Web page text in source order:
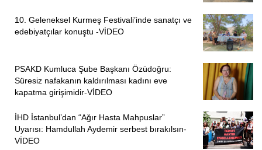
10. Geleneksel Kurmeş Festivali’inde sanatçı ve
edebiyatçılar konuştu -VİDEO
PSAKD Kumluca Şube Başkanı Özüdoğru:
Süresiz nafakanın kaldırılması kadını eve
kapatma girişimidir-VİDEO
İHD İstanbul’dan “Ağır Hasta Mahpuslar”
Uyarısı: Hamdullah Aydemir serbest bırakılsın-
VİDEO